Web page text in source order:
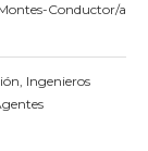
Conductor/a
Ingenieros